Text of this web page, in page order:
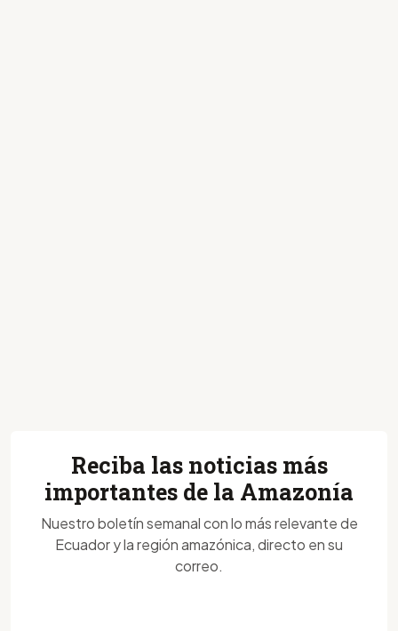
Reciba las noticias más
importantes de la Amazonía
Nuestro boletín semanal con lo más relevante de
Ecuador y la región amazónica, directo en su
correo.